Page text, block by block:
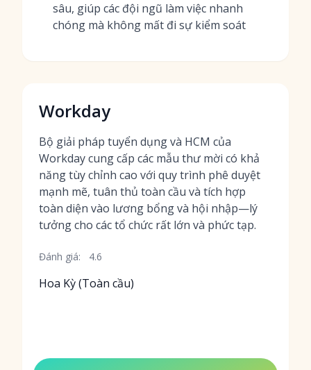
sâu, giúp các đội ngũ làm việc nhanh
chóng mà không mất đi sự kiểm soát
Workday
Bộ giải pháp tuyển dụng và HCM của
Workday cung cấp các mẫu thư mời có khả
năng tùy chỉnh cao với quy trình phê duyệt
mạnh mẽ, tuân thủ toàn cầu và tích hợp
toàn diện vào lương bổng và hội nhập—lý
tưởng cho các tổ chức rất lớn và phức tạp.
Đánh giá: 4.6
Hoa Kỳ (Toàn cầu)